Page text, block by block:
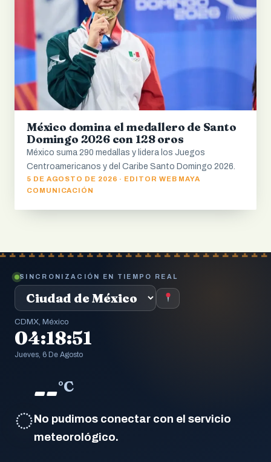
México domina el medallero de Santo
Domingo 2026 con 128 oros
México suma 290 medallas y lidera los Juegos
Centroamericanos y del Caribe Santo Domingo 2026.
5 DE AGOSTO DE 2026 · EDITOR WEB MAYA
COMUNICACIÓN
SINCRONIZACIÓN EN TIEMPO REAL
CDMX, México
04:18:52
Jueves, 6 De Agosto
◌
--°C
No pudimos conectar con el servicio
meteorológico.